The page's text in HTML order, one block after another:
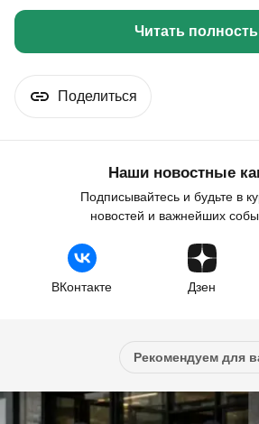
Читать
Поделиться
Наши новостные
Подписывайтесь и будьте в
новостей и важнейших
ВКонтакте Дзен
Рекомендуем для